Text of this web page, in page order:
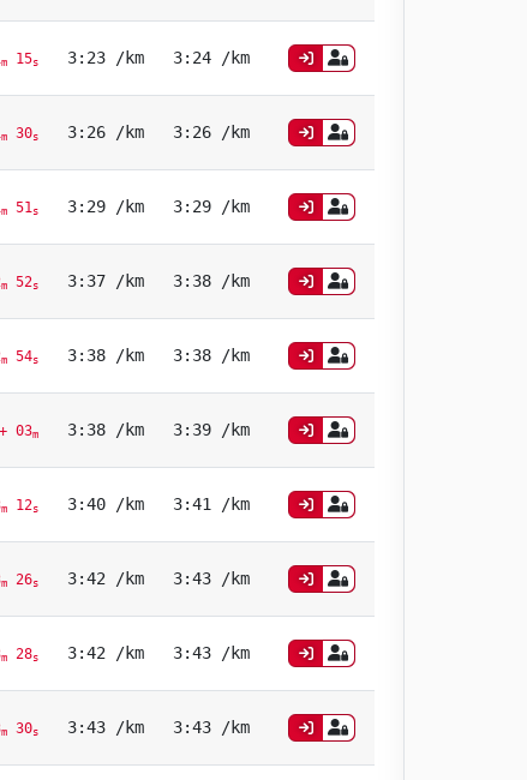
m15s 3:23 /km 3:24 /km
m30s 3:26 /km 3:26 /km
m51s 3:29 /km 3:29 /km
m52s 3:37 /km 3:38 /km
m54s 3:38 /km 3:38 /km
+ 03m 3:38 /km 3:39 /km
m12s 3:40 /km 3:41 /km
m26s 3:42 /km 3:43 /km
m28s 3:42 /km 3:43 /km
m30s 3:43 /km 3:43 /km